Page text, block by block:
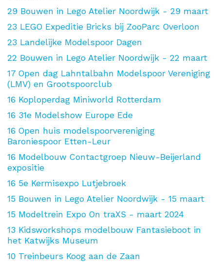
29 Bouwen in Lego Atelier Noordwijk - 29 maart
23 LEGO Expeditie Bricks bij ZooParc Overloon
23 Landelijke Modelspoor Dagen
22 Bouwen in Lego Atelier Noordwijk - 22 maart
17 Open dag Lahntalbahn Modelspoor Vereniging
(LMV) en Grootspoorclub
16 Koploperdag Miniworld Rotterdam
16 31e Modelshow Europe Ede
16 Open huis modelspoorvereniging
Baroniespoor Etten-Leur
16 Modelbouw Contactgroep Nieuw-Beijerland
expositie
16 5e Kermisexpo Lutjebroek
15 Bouwen in Lego Atelier Noordwijk - 15 maart
15 Modeltrein Expo On traXS - maart 2024
13 Kidsworkshops modelbouw Fantasieboot in
het Katwijks Museum
10 Treinbeurs Koog aan de Zaan